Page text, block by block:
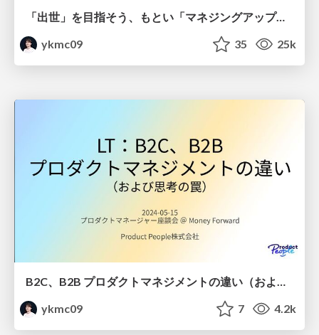
「出世」を目指そう、もとい「マネジングアップ」しよう / Managing Up
ykmc09
35 25k
B2C、B2B プロダクトマネジメントの違い（および思考の罠） / B2C, B2B PM and reduction fallacy
ykmc09
7 4.2k